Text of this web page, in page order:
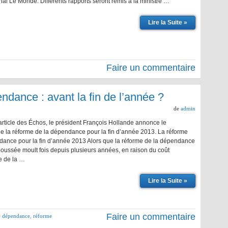
Lire la Suite »
Faire un commentaire
: avant la fin de l’année ?
de admin
des Échos, le président François Hollande annonce le
la réforme de la dépendance pour la fin d’année 2013. La réforme
pour la fin d’année 2013 Alors que la réforme de la dépendance
moult fois depuis plusieurs années, en raison du coût
de la …
Lire la Suite »
réforme Faire un commentaire